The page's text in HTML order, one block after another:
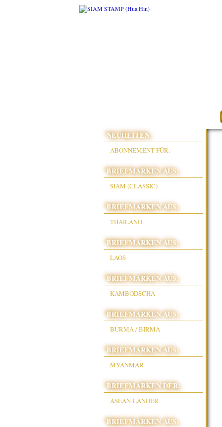
NEUHEITEN
ABONNEMENT FÜR:
BRIEFMARKEN AUS:
SIAM (CLASSIC)
BRIEFMARKEN AUS:
THAILAND
BRIEFMARKEN AUS:
LAOS
BRIEFMARKEN AUS:
KAMBODSCHA
BRIEFMARKEN AUS:
BURMA / BIRMA
BRIEFMARKEN AUS:
MYANMAR
BRIEFMARKEN DER:
ASEAN-LÄNDER
BRIEFMARKEN AUS: